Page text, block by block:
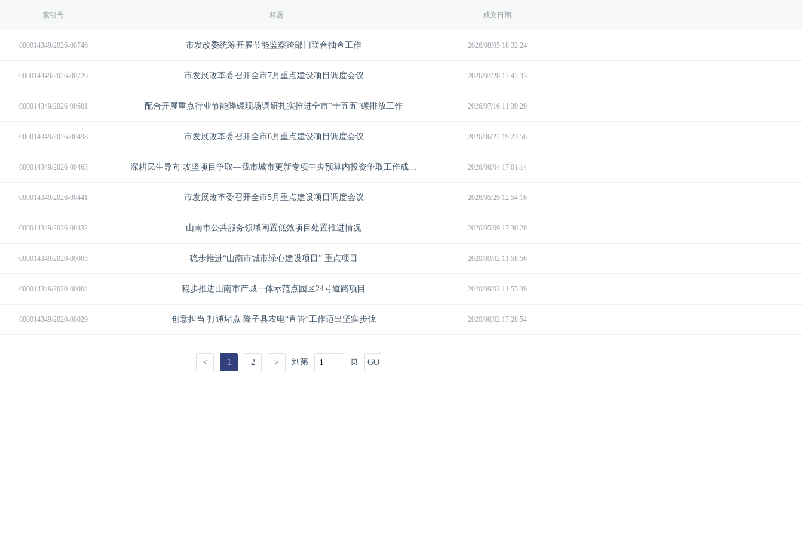
索引号 标题 成文日期
000014349/2026-00746 市发改委统筹开展节能监察跨部门联合抽查工作 2026/08/05 18:32:24
000014349/2026-00726 市发展改革委召开全市7月重点建设项目调度会议 2026/07/28 17:42:33
000014349/2026-00681 配合开展重点行业节能降碳现场调研扎实推进全市“十五五”碳排放工作 2026/07/16 11:39:29
000014349/2026-00498 市发展改革委召开全市6月重点建设项目调度会议 2026/06/22 19:23:56
000014349/2026-00463 深耕民生导向 攻坚项目争取—我市城市更新专项中央预算内投资争取工作成效亮眼 2026/06/04 17:01:14
000014349/2026-00441 市发展改革委召开全市5月重点建设项目调度会议 2026/05/29 12:54:16
000014349/2026-00332 山南市公共服务领域闲置低效项目处置推进情况 2026/05/09 17:30:28
000014349/2020-00005 稳步推进“山南市城市绿心建设项目” 重点项目 2020/09/02 11:58:56
000014349/2020-00004 稳步推进山南市产城一体示范点园区24号道路项目 2020/09/02 11:55:39
000014349/2020-00029 创意担当 打通堵点 隆子县农电“直管”工作迈出坚实步伐 2020/06/02 17:28:54
< 1 2 > 到第 页 GO